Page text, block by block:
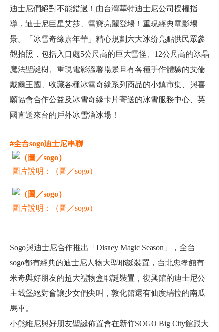
迪士尼們絕對不能錯過！由台灣華特迪士尼公司授權指
導，迪士尼巨星艾莎、雪寶亮麗登場！重現經典電影場
景。「冰雪奇緣嘉年華」精心規劃六大冰紛亮點供民眾參
觀拍照，包括入口處5公尺高的巨大雪怪、12公尺高的冰晶
魔法聖誕樹、重現電影溫馨場景且有各種手作體驗的艾倫
戴爾王國、收藏各種冰雪奇緣系列商品的小鎮市集、與喜
願協會合作公益及冰雪奇緣卡片寄送的冰雪服務中心、英
國直送來台的戶外冰雪溜冰場！
#全台sogo迪士尼串聯
圖片說明：（圖／sogo）
圖片說明：（圖／sogo）
Sogo與迪士尼合作推出「Disney Magic Season」，全台
sogo都有經典的迪士尼人物大型耶誕裝置，台北忠孝館有
米奇與好朋友的超大禮物盒耶誕裝置，復興館的迪士尼公
主城堡絕對會讓少女們尖叫，敦化館還有仙度瑞拉的南瓜
馬車。
小熊維尼與好朋友聖誕佈置會在新竹SOGO Big City館跟大